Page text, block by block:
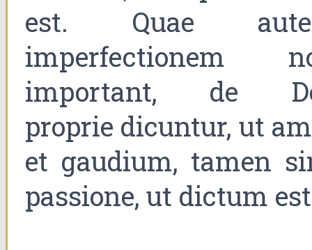
est. Quae
imperfectionem
important, de
proprie dicuntur, ut
et gaudium, tamen
passione, ut dictum